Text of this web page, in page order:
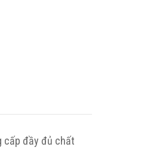
cấp đầy đủ chất